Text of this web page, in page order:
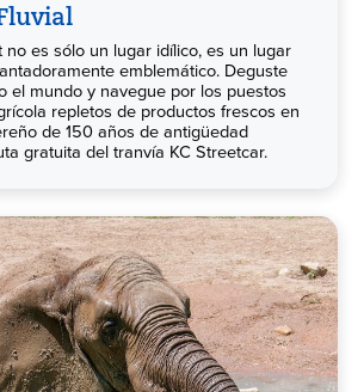
no es sólo un lugar idílico, es un lugar
emblemático. Deguste
el mundo y navegue por los puestos
repletos de productos frescos en
de 150 años de antigüedad
gratuita del tranvía KC Streetcar.